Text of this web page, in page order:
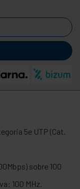
5e UTP (Cat.
sobre 100
100 MHz.